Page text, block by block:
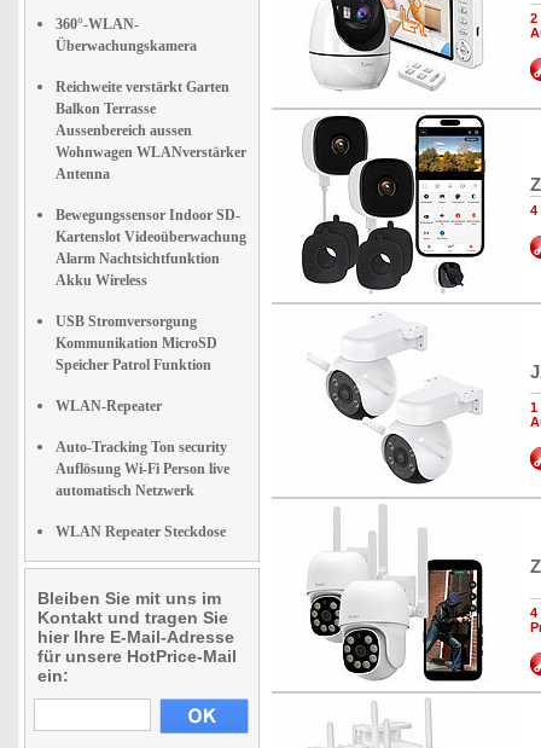
360°-WLAN-
Überwachungskamera
Reichweite verstärkt Garten
Balkon Terrasse
Aussenbereich aussen
Wohnwagen WLANverstärker
Antenna
Bewegungssensor Indoor SD-
Kartenslot Videoüberwachung
Alarm Nachtsichtfunktion
Akku Wireless
USB Stromversorgung
Kommunikation MicroSD
Speicher Patrol Funktion
WLAN-Repeater
Auto-Tracking Ton security
Auflösung Wi-Fi Person live
automatisch Netzwerk
WLAN Repeater Steckdose
Bleiben Sie mit uns im
Kontakt und tragen Sie
hier Ihre E-Mail-Adresse
für unsere HotPrice-Mail
ein:
2
4
1
4